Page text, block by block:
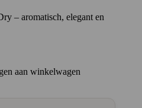
– aromatisch, elegant en
aan winkelwagen